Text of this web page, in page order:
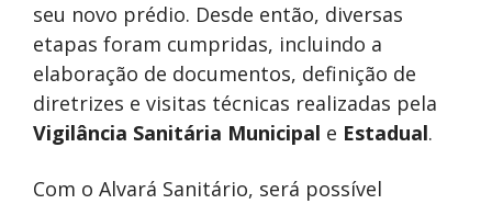
seu novo prédio. Desde então, diversas
etapas foram cumpridas, incluindo a
elaboração de documentos, definição de
diretrizes e visitas técnicas realizadas pela
Vigilância Sanitária Municipal e Estadual.
Com o Alvará Sanitário, será possível